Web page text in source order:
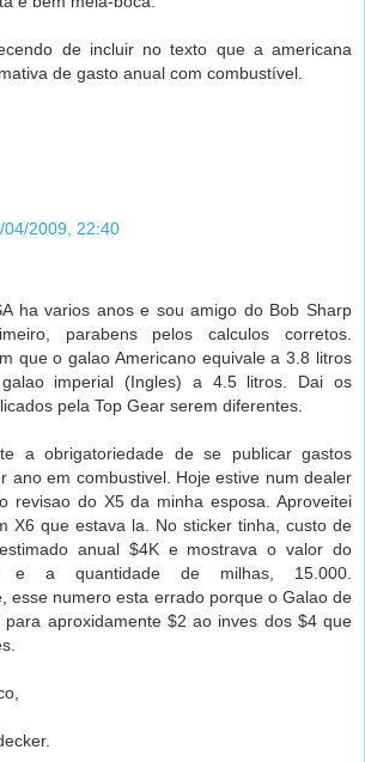
de incluir no texto que a americana
de gasto anual com combustível.
04/2009, 22:40
ha varios anos e sou amigo do Bob Sharp
parabens pelos calculos corretos.
que o galao Americano equivale a 3.8 litros
imperial (Ingles) a 4.5 litros. Dai os
pela Top Gear serem diferentes.
a obrigatoriedade de se publicar gastos
ano em combustivel. Hoje estive num dealer
revisao do X5 da minha esposa. Aproveitei
X6 que estava la. No sticker tinha, custo de
anual $4K e mostrava o valor do
e a quantidade de milhas, 15.000.
esse numero esta errado porque o Galao de
para aproxidamente $2 ao inves dos $4 que